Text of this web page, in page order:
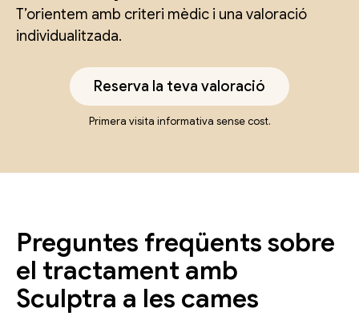
T’orientem amb criteri mèdic i una valoració
individualitzada.
Reserva la teva valoració
Primera visita informativa sense cost.
Preguntes freqüents sobre
el tractament amb
Sculptra a les cames